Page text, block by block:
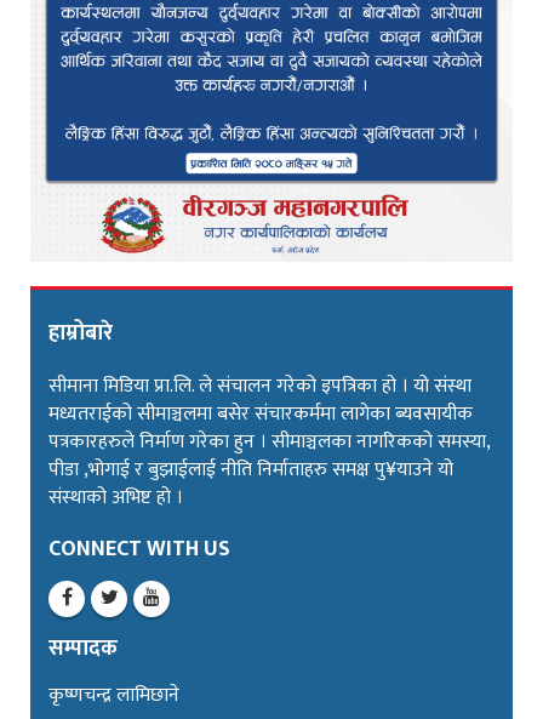
हाम्रोबारे
सीमाना मिडिया प्रा.लि. ले संचालन गरेको इपत्रिका हो । यो संस्था
मध्यतराईको सीमाञ्चलमा बसेर संचारकर्ममा लागेका ब्यवसायीक
पत्रकारहरुले निर्माण गरेका हुन । सीमाञ्चलका नागरिकको समस्या,
पीडा ,भोगाई र बुझाईलाई नीति निर्माताहरु समक्ष पु¥याउने यो
संस्थाको अभिष्ट हो ।
CONNECT WITH US
सम्पादक
कृष्णचन्द्र लामिछाने